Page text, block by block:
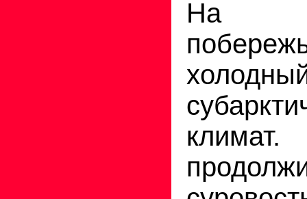
На